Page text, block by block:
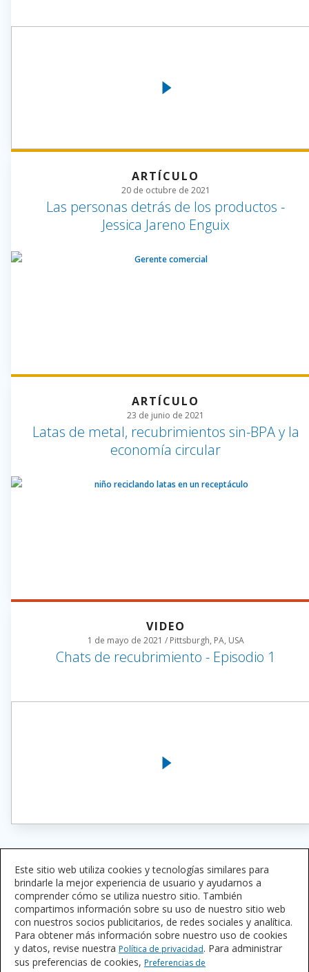
ARTÍCULO
20 de octubre de 2021
Las personas detrás de los productos -
Jessica Jareno Enguix
ARTÍCULO
23 de junio de 2021
Latas de metal, recubrimientos sin-BPA y la
economía circular
VIDEO
1 de mayo de 2021 / Pittsburgh, PA, USA
Chats de recubrimiento - Episodio 1
Como fabricante líder de revestimientos de
envases, Sherwin-Williams se enorgullece de su
historia de innovación en la industria del
embalaje, ya que proporciona los
Este sitio web utiliza cookies y tecnologías similares para
brindarle la mejor experiencia de usuario y ayudarnos a
comprender cómo se utiliza nuestro sitio. También
compartimos información sobre su uso de nuestro sitio web
con nuestros socios publicitarios, de redes sociales y analítica.
Para obtener más información sobre nuestro uso de cookies
y datos, revise nuestra Política de privacidad. Para administrar
sus preferencias de cookies, Preferencias de